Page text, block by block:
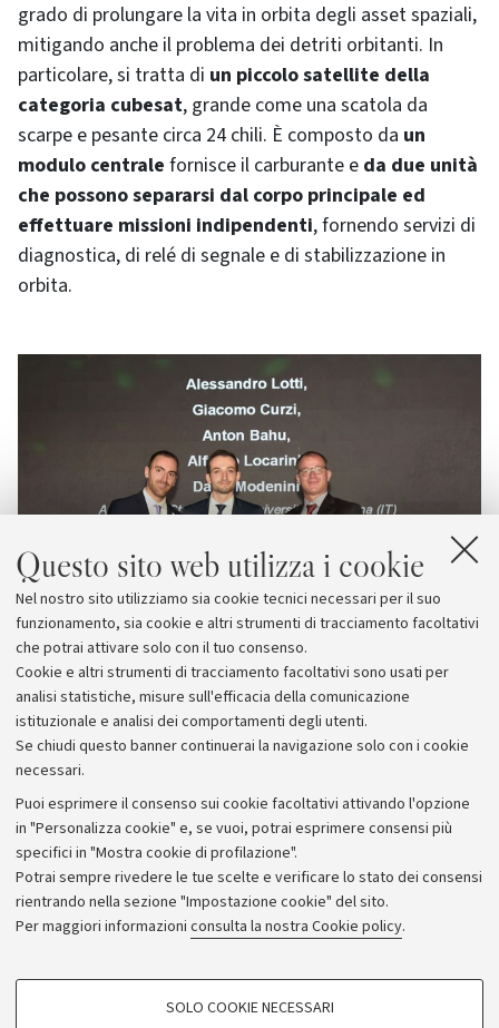
Questo sito web utilizza i cookie
Nel nostro sito utilizziamo sia cookie tecnici necessari per il suo
funzionamento, sia cookie e altri strumenti di tracciamento facoltativi
che potrai attivare solo con il tuo consenso.
Cookie e altri strumenti di tracciamento facoltativi sono usati per
analisi statistiche, misure sull'efficacia della comunicazione
istituzionale e analisi dei comportamenti degli utenti.
Se chiudi questo banner continuerai la navigazione solo con i cookie
necessari.
Puoi esprimere il consenso sui cookie facoltativi attivando l'opzione
in "Personalizza cookie" e, se vuoi, potrai esprimere consensi più
specifici in "Mostra cookie di profilazione".
Potrai sempre rivedere le tue scelte e verificare lo stato dei consensi
rientrando nella sezione "Impostazione cookie" del sito.
Per maggiori informazioni consulta la nostra Cookie policy.
COOKIE DI PROFILAZIONE - FACOLTATIVI
SOLO COOKIE NECESSARI
grado di prolungare la vita in orbita degli asset spaziali,
mitigando anche il problema dei detriti orbitanti. In
particolare, si tratta di un piccolo satellite della
categoria cubesat, grande come una scatola da
scarpe e pesante circa 24 chili. È composto da un
modulo centrale fornisce il carburante e da due unità
che possono separarsi dal corpo principale ed
effettuare missioni indipendenti, fornendo servizi di
diagnostica, di relé di segnale e di stabilizzazione in
orbita.
Archivio
Comunicati stampa
Redazione
Rassegna stampa